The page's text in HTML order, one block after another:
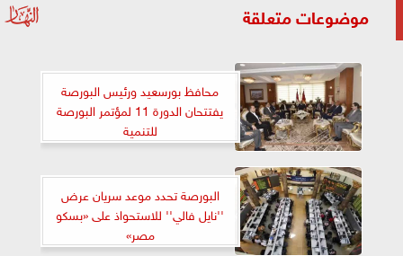
موضوعات متعلقة
محافظ بورسعيد ورئيس البورصة
يفتتحان الدورة 11 لمؤتمر البورصة
للتنمية
البورصة تحدد موعد سريان عرض
''نايل فالي'' للاستحواذ على «بسكو
مصر»